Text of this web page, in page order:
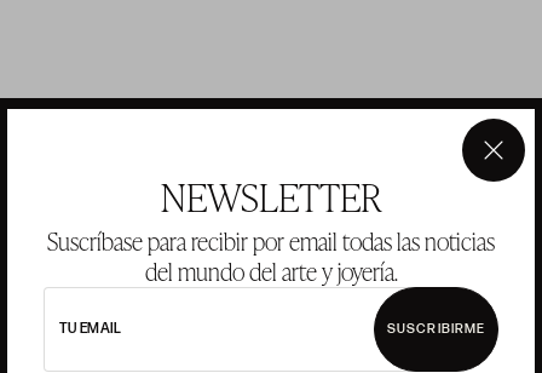
NEWSLETTER
Suscríbase para recibir por email todas las noticias
del mundo del arte y joyería.
TU EMAIL SUSCRIBIRME
×
ANSORENA
ANSORENA